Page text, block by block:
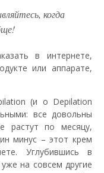
когда
в интернете,
или аппарате,
(и о Depilation
все довольны
растут по месяцу,
минус – этот крем
Углубившись в
на совсем другие